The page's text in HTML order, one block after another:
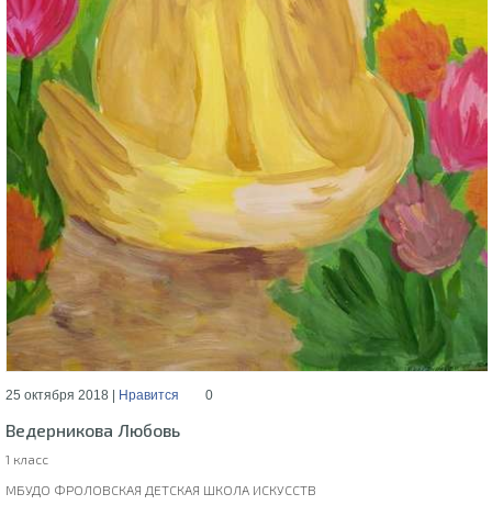
25 октября 2018 | Нравится 0
Ведерникова Любовь
1 класс
МБУДО ФРОЛОВСКАЯ ДЕТСКАЯ ШКОЛА ИСКУССТВ